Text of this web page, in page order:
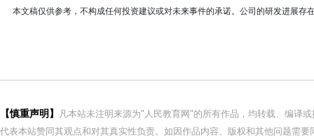
本文稿仅供参考，不构成任何投资建议或对未来事件的承诺。公司的研发进展存
【慎重声明】
凡本站未注明来源为"人民教育网"的所有作品，均转载、编译
代表本站赞同其观点和对其真实性负责。如因作品内容、版权和其他问题需